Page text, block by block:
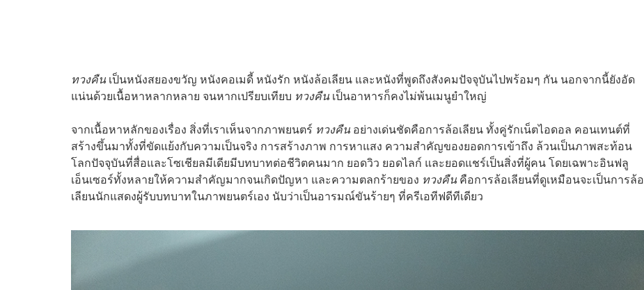
ทวงคืน เป็นหนังสยองขวัญ หนังคอเมดี้ หนังรัก หนังล้อเลียน และหนังที่พูดถึงสังคมปัจจุบันไปพร้อมๆ กัน นอกจากนี้ยังอัด
แน่นด้วยเนื้อหาหลากหลาย จนหากเปรียบเทียบ ทวงคืน เป็นอาหารก็คงไม่พ้นเมนูยำใหญ่
จากเนื้อหาหลักของเรื่อง สิ่งที่เราเห็นจากภาพยนตร์ ทวงคืน อย่างเด่นชัดคือการล้อเลียน ทั้งคู่รักเน็ตไอดอล คอนเทนต์ที่
สร้างขึ้นมาทั้งที่ขัดแย้งกับความเป็นจริง การสร้างภาพ การหาแสง ความสำคัญของยอดการเข้าถึง ล้วนเป็นภาพสะท้อน
โลกปัจจุบันที่สื่อและโซเชียลมีเดียมีบทบาทต่อชีวิตคนมาก ยอดวิว ยอดไลก์ และยอดแชร์เป็นสิ่งที่ผู้คน โดยเฉพาะอินฟลู
เอ็นเซอร์ทั้งหลายให้ความสำคัญมากจนเกิดปัญหา และความตลกร้ายของ ทวงคืน คือการล้อเลียนที่ดูเหมือนจะเป็นการล้อ
เลียนนักแสดงผู้รับบทบาทในภาพยนตร์เอง นับว่าเป็นอารมณ์ขันร้ายๆ ที่ครีเอทีฟดีทีเดียว